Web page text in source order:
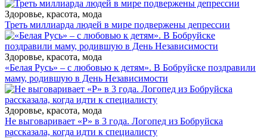
Здоровье, красота, мода
Треть миллиарда людей в мире подвержены депрессии
Здоровье, красота, мода
«Белая Русь» – с любовью к детям». В Бобруйске поздравили
маму, родившую в День Независимости
Здоровье, красота, мода
Не выговаривает «Р» в 3 года. Логопед из Бобруйска
рассказала, когда идти к специалисту